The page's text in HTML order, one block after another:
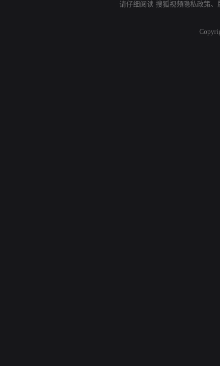
请仔细阅读 搜狐视频隐私政策、